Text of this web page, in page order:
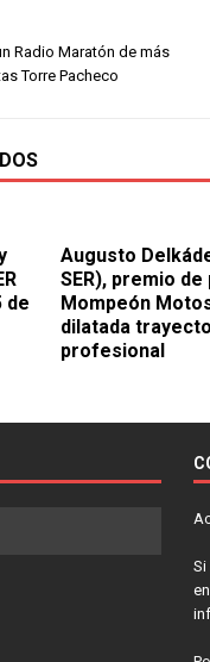
Radio Maratón de más
Torre Pacheco
de
Augusto
SER), premio
Mompeón
dilatada
profesional
Si